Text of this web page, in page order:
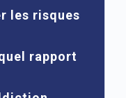
les risques
rapport